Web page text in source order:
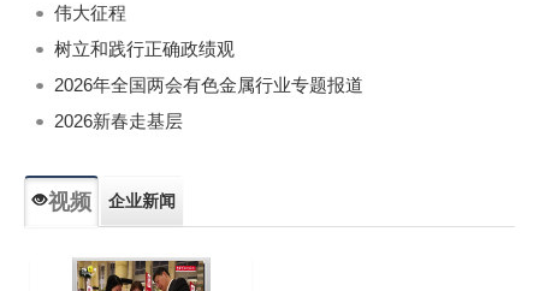
伟大征程
树立和践行正确政绩观
2026年全国两会有色金属行业专题报道
2026新春走基层
视频 企业新闻